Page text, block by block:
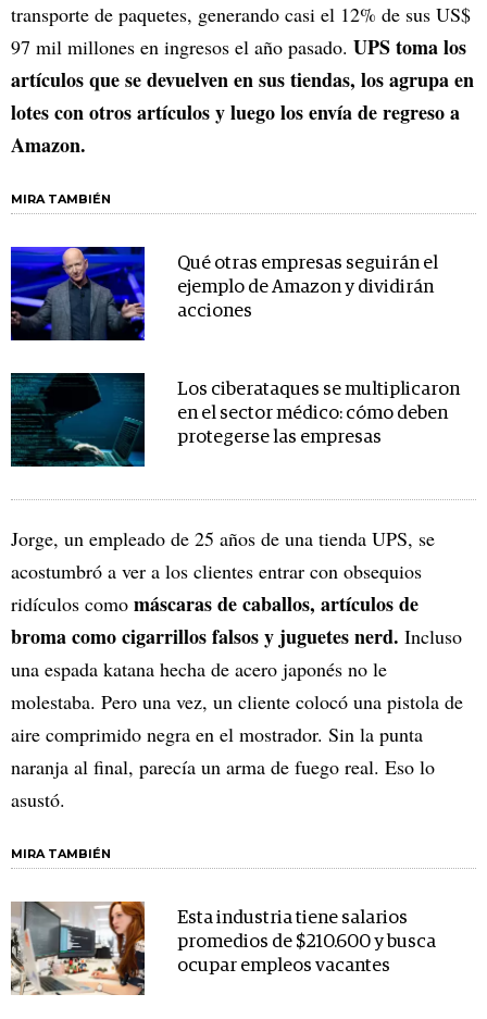
transporte de paquetes, generando casi el 12% de sus US$
97 mil millones en ingresos el año pasado. UPS toma los
artículos que se devuelven en sus tiendas, los agrupa en
lotes con otros artículos y luego los envía de regreso a
Amazon.
MIRA TAMBIÉN
Qué otras empresas seguirán el
ejemplo de Amazon y dividirán
acciones
Los ciberataques se multiplicaron
en el sector médico: cómo deben
protegerse las empresas
Jorge, un empleado de 25 años de una tienda UPS, se
acostumbró a ver a los clientes entrar con obsequios
ridículos como máscaras de caballos, artículos de
broma como cigarrillos falsos y juguetes nerd. Incluso
una espada katana hecha de acero japonés no le
molestaba. Pero una vez, un cliente colocó una pistola de
aire comprimido negra en el mostrador. Sin la punta
naranja al final, parecía un arma de fuego real. Eso lo
asustó.
MIRA TAMBIÉN
Esta industria tiene salarios
promedios de $210.600 y busca
ocupar empleos vacantes